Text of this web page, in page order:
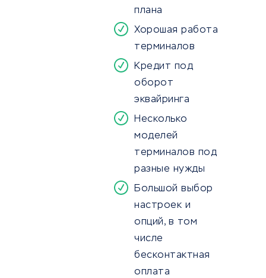
плана
Хорошая работа
терминалов
Кредит под
оборот
эквайринга
Несколько
моделей
терминалов под
разные нужды
Большой выбор
настроек и
опций, в том
числе
бесконтактная
оплата